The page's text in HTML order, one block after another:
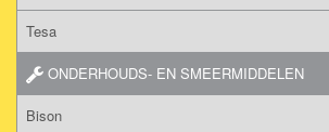
Tesa
ONDERHOUDS- EN SMEERMIDDELEN
Bison